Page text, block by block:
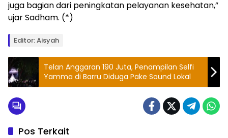
juga bagian dari peningkatan pelayanan kesehatan,”
ujar Sadham. (*)
Editor: Aisyah
Telan Anggaran 190 Juta, Penampilan Selfi
Yamma di Barru Diduga Pake Sound Lokal
Pos Terkait